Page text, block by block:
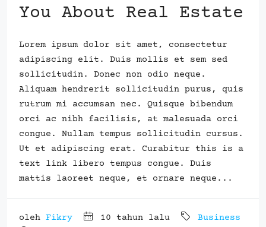
You About Real Estate
Lorem ipsum dolor sit amet, consectetur
adipiscing elit. Duis mollis et sem sed
sollicitudin. Donec non odio neque.
Aliquam hendrerit sollicitudin purus, quis
rutrum mi accumsan nec. Quisque bibendum
orci ac nibh facilisis, at malesuada orci
congue. Nullam tempus sollicitudin cursus.
Ut et adipiscing erat. Curabitur this is a
text link libero tempus congue. Duis
mattis laoreet neque, et ornare neque...
oleh Fikry 10 tahun lalu
Business